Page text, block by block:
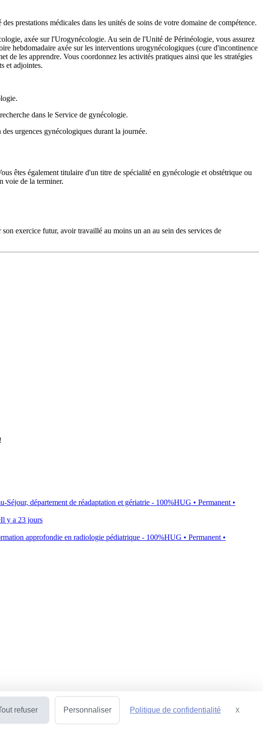
prestations médicales dans les unités de soins de votre domaine de compétence.
axée sur l'Urogynécologie. Au sein de l'Unité de Périnéologie, vous assurez
hebdomadaire axée sur les interventions urogynécologiques (cure d'incontinence
de les apprendre. Vous coordonnez les activités pratiques ainsi que les stratégies
et adjointes.
dans le Service de gynécologie.
urgences gynécologiques durant la journée.
êtes également titulaire d'un titre de spécialité en gynécologie et obstétrique ou
voie de la terminer.
exercice futur, avoir travaillé au moins un an au sein des services de
Séjour, département de réadaptation et gériatrie - 100%HUG • Permanent •
Il y a 23 jours
approfondie en radiologie pédiatrique - 100%HUG • Permanent •
refuser Personnaliser Politique de confidentialité X